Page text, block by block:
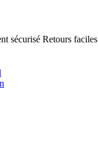
sécurisé Retours faciles